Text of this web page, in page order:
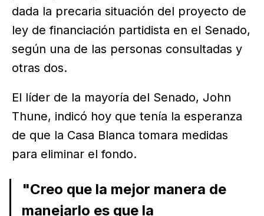
dada la precaria situación del proyecto de
ley de financiación partidista en el Senado,
según una de las personas consultadas y
otras dos.
El líder de la mayoría del Senado, John
Thune, indicó hoy que tenía la esperanza
de que la Casa Blanca tomara medidas
para eliminar el fondo.
"Creo que la mejor manera de
manejarlo es que la